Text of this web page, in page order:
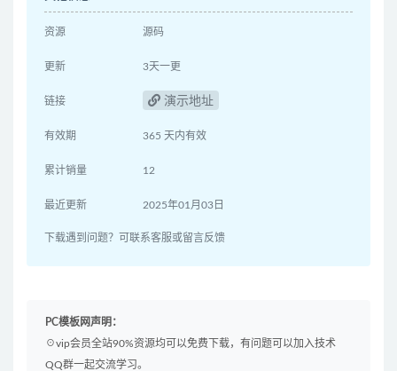
资源 源码
更新 3天一更
链接 演示地址
有效期 365 天内有效
累计销量 12
最近更新 2025年01月03日
下载遇到问题？可联系客服或留言反馈
PC模板网声明：
☉vip会员全站90%资源均可以免费下载，有问题可以加入技术
QQ群一起交流学习。